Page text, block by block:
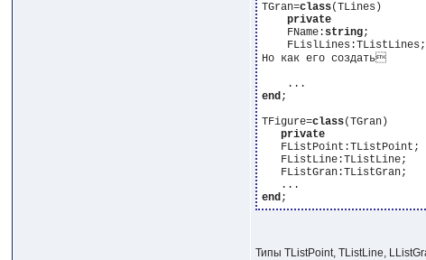
TGran=class(TLines)
private
    FName:
string;
Но как его создать
end;
TFigure=class(TGran)
private
   FListPoint:TListPoint;
   FListLine:TListLine;
   FListGran:TListGran;
end
Типы TListPoint, TListLine,